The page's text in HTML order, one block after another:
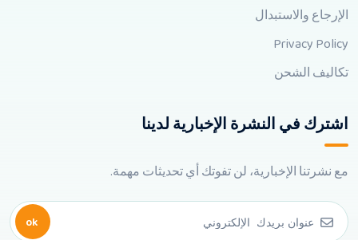
الإرجاع والاستبدال
Privacy Policy
تكاليف الشحن
اشترك في النشرة الإخبارية لدينا
مع نشرتنا الإخبارية، لن تفوتك أي تحديثات مهمة.
ok